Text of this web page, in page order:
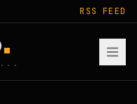
RSS FEED